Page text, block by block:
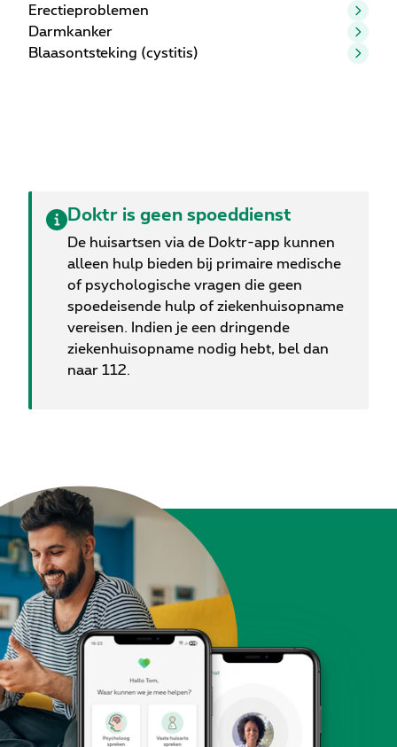
Erectieproblemen
Darmkanker
Blaasontsteking (cystitis)
Doktr is geen spoeddienst
De huisartsen via de Doktr-app kunnen
alleen hulp bieden bij primaire medische
of psychologische vragen die geen
spoedeisende hulp of ziekenhuisopname
vereisen. Indien je een dringende
ziekenhuisopname nodig hebt, bel dan
naar 112.